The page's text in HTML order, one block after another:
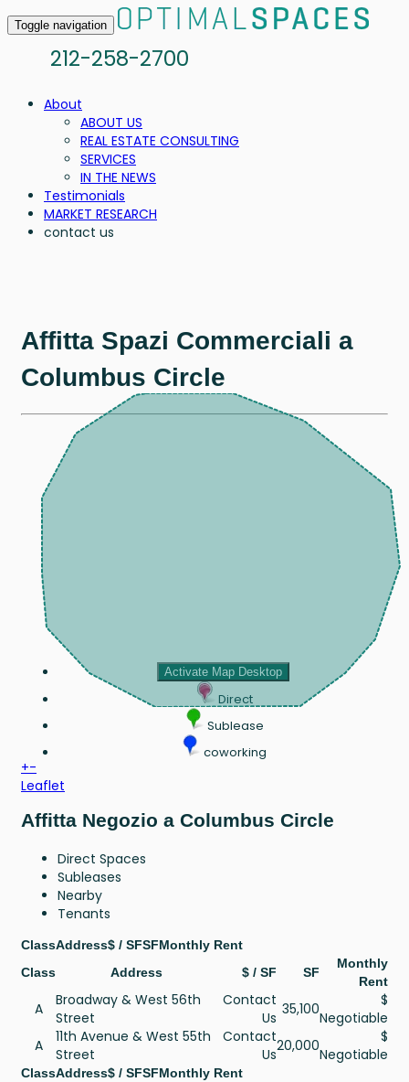
Toggle navigation
212-258-2700
About
ABOUT US
REAL ESTATE CONSULTING
SERVICES
IN THE NEWS
Testimonials
MARKET RESEARCH
contact us
Affitta Spazi Commerciali a
Columbus Circle
+-
Leaflet
Activate Map Desktop
Direct
Sublease
coworking
Affitta Negozio a Columbus Circle
Direct Spaces
Subleases
Nearby
Tenants
ClassAddress$ / SFSFMonthly Rent
Class
Address $ / SF SF
Monthly
Rent
A
Broadway & West 56th
Street
Contact
Us 35,100
$
Negotiable
A
11th Avenue & West 55th
Street
Contact
Us20,000
$
Negotiable
ClassAddress$ / SFSFMonthly Rent